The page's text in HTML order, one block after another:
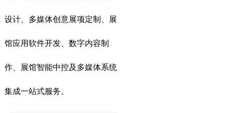
设计、多媒体创意展项定制、展
馆应用软件开发、数字内容制
作、展馆智能中控及多媒体系统
集成一站式服务。